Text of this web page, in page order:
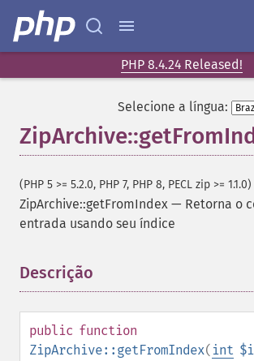
PHP 8.4.24 Released!
Selecione a língua:
(PHP 5 >= 5.2.0, PHP 7, PHP 8, PECL zip >= 1.1.0)
ZipArchive::getFromIndex — Retorna o
entrada usando seu índice
Descrição
public function
ZipArchive::getFromIndex( int